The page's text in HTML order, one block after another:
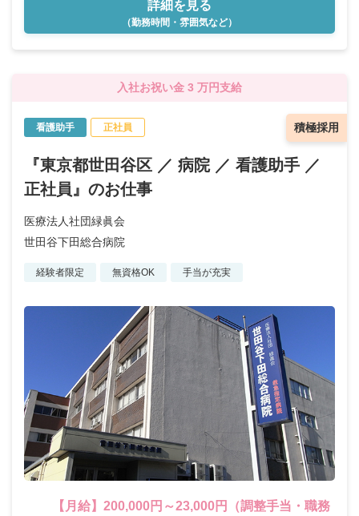
詳細を見る
（勤務時間・雰囲気など）
入社お祝い金 3 万円支給
積極採用
看護助手 正社員
『東京都世田谷区 ／ 病院 ／ 看護助手 ／
正社員』のお仕事
医療法人社団緑眞会
世田谷下田総合病院
経験者限定 無資格OK 手当が充実
【月給】200,000円～23,000円（調整手当・職務